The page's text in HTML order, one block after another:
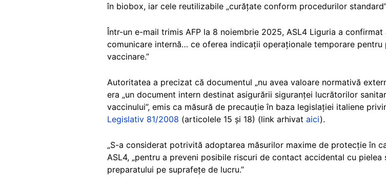
în biobox, iar cele reutilizabile „curățate conform procedurilor
Într-un e-mail trimis AFP la 8 noiembrie 2025, ASL4 Liguria a
comunicare internă… ce oferea indicații operaționale temporare
vaccinare.”
Autoritatea a precizat că documentul „nu avea valoare normativă
era „un document intern destinat asigurării siguranței lucrătorilor
vaccinului”, emis ca măsură de precauție în baza legislației italiene
Legislativ 81/2008 (articolele 15 și 18) (link arhivat aici).
„S-a considerat potrivită adoptarea măsurilor maxime de protecție în
ASL4, „pentru a preveni posibile riscuri de contact accidental cu
preparatului pe suprafețe de lucru.”